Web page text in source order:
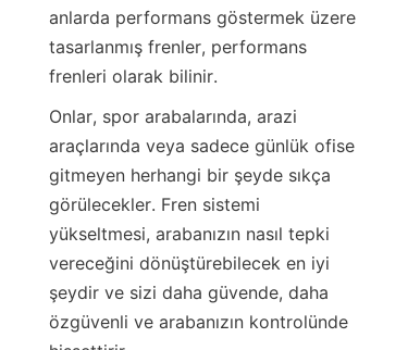
anlarda performans göstermek üzere
tasarlanmış frenler, performans
frenleri olarak bilinir.
Onlar, spor arabalarında, arazi
araçlarında veya sadece günlük ofise
gitmeyen herhangi bir şeyde sıkça
görülecekler. Fren sistemi
yükseltmesi, arabanızın nasıl tepki
vereceğini dönüştürebilecek en iyi
şeydir ve sizi daha güvende, daha
özgüvenli ve arabanızın kontrolünde